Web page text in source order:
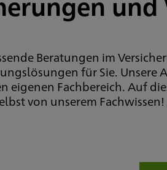
Beratungen im
für Sie. Unsere
Fachbereich. Auf
von unserem Fachwissen!